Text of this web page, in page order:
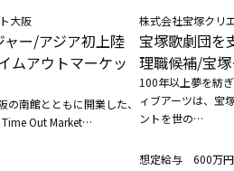
大阪
ー/アジア初上陸
ムアウトマーケッ
南館とともに開業した、
Out Market…
株式会社宝塚クリ
宝塚歌劇団を
理職候補/宝
100年以上夢を紡
ィブアーツは、宝
ントを世の…
想定給与 600万